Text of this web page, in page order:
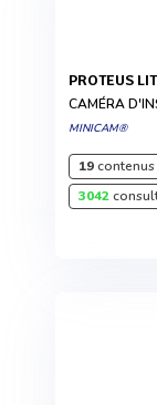
PROTEUS
CAMÉRA
MINICAM®
19
3042